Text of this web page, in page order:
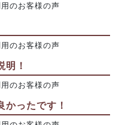
のお客様の声
のお客様の声
明！
のお客様の声
かったです！